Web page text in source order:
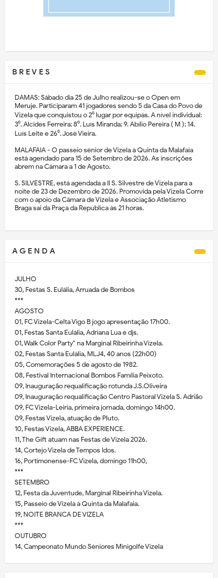
B R E V E S
DAMAS: Sábado dia 25 de Julho realizou-se o Open em
Meruje. Participaram 41 jogadores sendo 5 da Casa do Povo de
Vizela que conquistou o 2⁰ lugar por equipas. A nível individual:
3⁰. Alcides Ferreira; 8⁰. Luís Miranda; 9. Abílio Pereira ( M ); 14.
Luís Leite e 26⁰. José Vieira.
MALAFAIA - O passeio sénior de Vizela à Quinta da Malafaia
está agendado para 15 de Setembro de 2026. As inscrições
abrem na Câmara a 1 de Agosto.
S. SILVESTRE, está agendada a II S. Silvestre de Vizela para a
noite de 23 de Dezembro de 2026. Promovida pela Vizela Corre
com o apoio da Câmara de Vizela e Associação Atletismo
Braga sai da Praça da República às 21 horas.
A G E N D A
JULHO
30, Festas S. Eulália, Arruada de Bombos
***
AGOSTO
01, FC Vizela-Celta Vigo B jogo apresentação 17h00.
01, Festas Santa Eulália, Adriana Lua e djs.
01, Walk Color Party" na Marginal Ribeirinha Vizela.
02, Festas Santa Eulália, MLJ4, 40 anos (22h00)
05, Comemorações 5 de agosto de 1982.
08, Festival Internacional Bombos Família Peixoto.
09, Inauguração requalificação rotunda J.S.Oliveira
09, Inauguração requalificação Centro Pastoral Vizela S. Adrião
09, FC Vizela-Leiria, primeira jornada, domingo 14h00.
09, Festas Vizela, atuação de Pluto.
10, Festas Vizela, ABBA EXPERIENCE.
11, The Gift atuam nas Festas de Vizela 2026.
14, Cortejo Vizela de Tempos Idos.
16, Portimonense-FC Vizela, domingo 11h00,
***
SETEMBRO
12, Festa da Juventude, Marginal Ribeirinha Vizela.
15, Passeio de Vizela à Quinta da Malafaia.
19, NOITE BRANCA DE VIZELA
***
OUTUBRO
14, Campeonato Mundo Séniores Minigolfe Vizela